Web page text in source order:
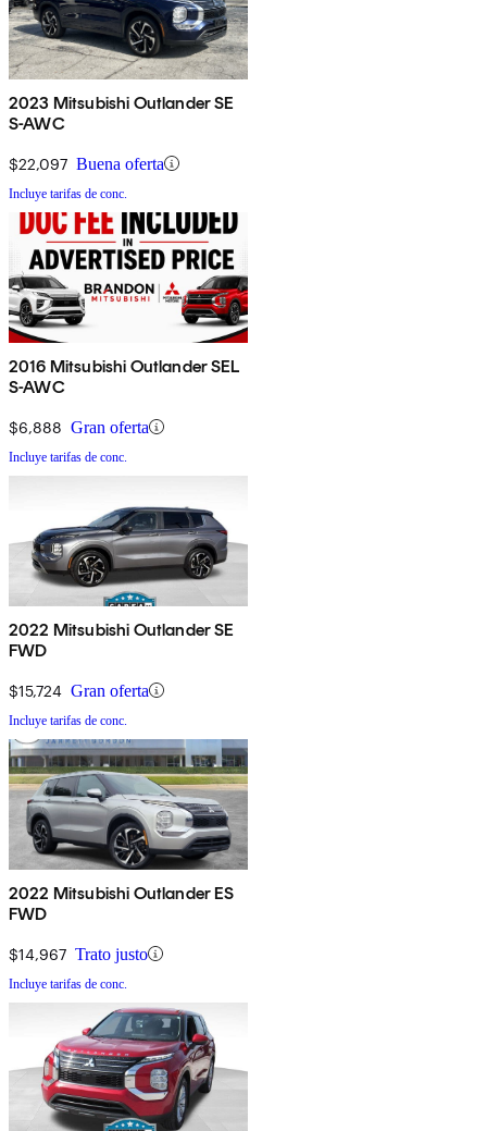
2023 Mitsubishi Outlander SE
S-AWC
$22,097 Buena oferta
Incluye tarifas de conc.
2016 Mitsubishi Outlander SEL
S-AWC
$6,888 Gran oferta
Incluye tarifas de conc.
2022 Mitsubishi Outlander SE
FWD
$15,724 Gran oferta
Incluye tarifas de conc.
2022 Mitsubishi Outlander ES
FWD
$14,967 Trato justo
Incluye tarifas de conc.